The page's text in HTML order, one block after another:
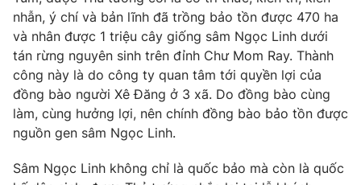
Hitech Công nghệ tương lai
Sản phẩm
Thị trường
Tư vấn
Giao lưu trực tuyến
Lịch phát sóng
Chuyên mục khác
Emagazine Podcast
nhẫn, ý chí và bản lĩnh đã trồng bảo tồn được 470 ha
và nhân được 1 triệu cây giống sâm Ngọc Linh dưới
tán rừng nguyên sinh trên đỉnh Chư Mom Ray. Thành
công này là do công ty quan tâm tới quyền lợi của
đồng bào người Xê Đăng ở 3 xã. Do đồng bào cùng
làm, cùng hưởng lợi, nên chính đồng bào bảo tồn được
nguồn gen sâm Ngọc Linh.
Sâm Ngọc Linh không chỉ là quốc bảo mà còn là quốc